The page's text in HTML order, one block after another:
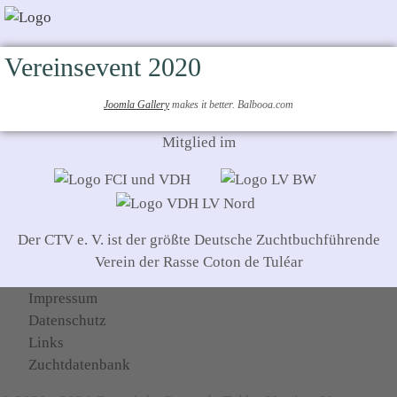
Vereinsevent 2020
Joomla Gallerymakes it better. Balbooa.com
Mitglied im
Der CTV e. V. ist der größte Deutsche Zuchtbuchführende
Verein der Rasse Coton de Tuléar
Impressum
Datenschutz
Links
Zuchtdatenbank